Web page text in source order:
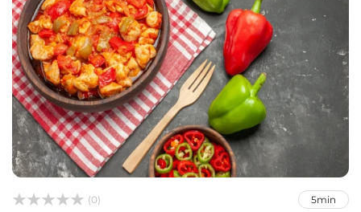


 (0) 5min